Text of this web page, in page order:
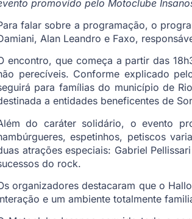
promovido pelo Motoclube
falar sobre a programação, o
Alan Leandro e Faxo,
encontro, que começa a partir das
perecíveis. Conforme explicado
para famílias do município de
a entidades beneficentes de
do caráter solidário, o evento
espetinhos, petiscos
atrações especiais: Gabriel
do rock.
organizadores destacaram que o
e um ambiente totalmente